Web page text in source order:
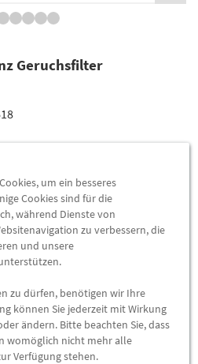
Geruchsfilter
um ein besseres
Cookies sind für die
während Dienste von
zu verbessern, die
und unsere
zu dürfen, benötigen wir Ihre
können Sie jederzeit mit Wirkung
ändern. Bitte beachten Sie, dass
womöglich nicht mehr alle
Verfügung stehen.